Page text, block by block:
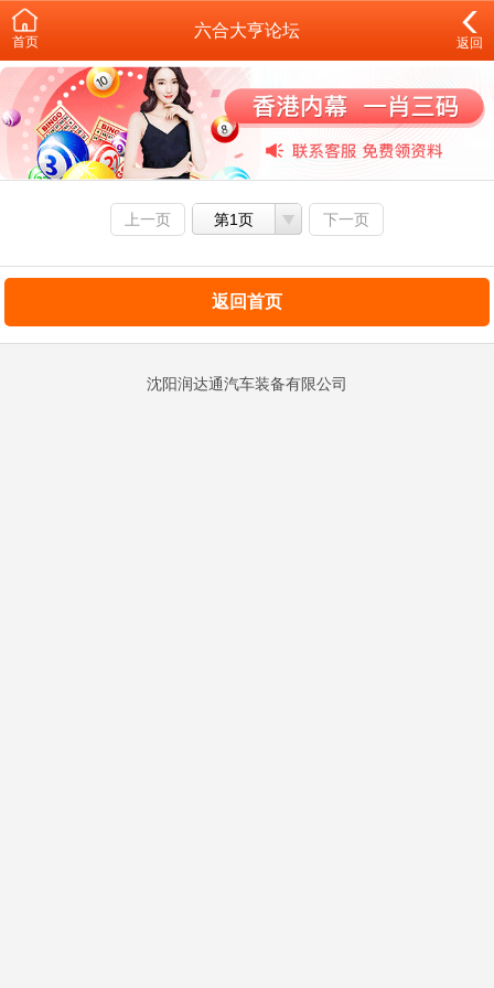
首页
六合大亨论坛
返回
上一页 第1页 下一页
返回首页
沈阳润达通汽车装备有限公司